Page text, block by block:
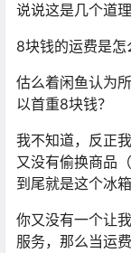
说说这是几个道
8块钱的运费是怎
估么着闲鱼认为
以首重8块钱？
我不知道，反正
又没有偷换商品
到尾就是这个冰箱
你又没有一个让
服务，那么当运